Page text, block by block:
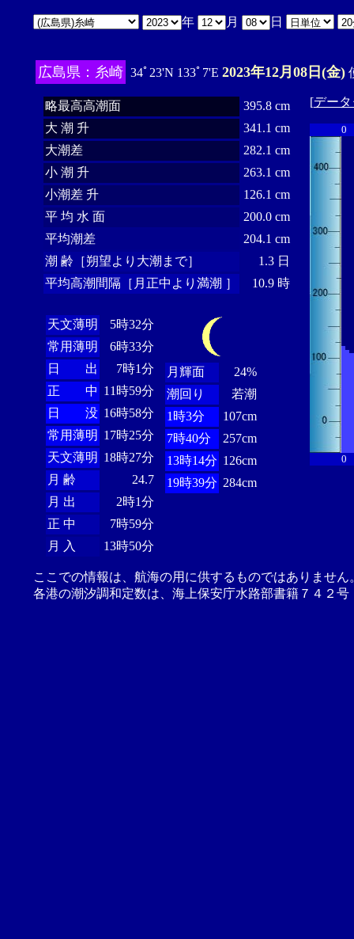
年 月 日
広島県：糸崎 34ﾟ23'N 133ﾟ7'E 2023年12月08日(金)
略最高高潮面
395.8 cm
大 潮 升
341.1 cm
大潮差
282.1 cm
小 潮 升
263.1 cm
小潮差 升
126.1 cm
平 均 水 面
200.0 cm
平均潮差
204.1 cm
潮 齢［朔望より大潮まで］
1.3 日
平均高潮間隔［月正中より満潮 ］
10.9 時
天文薄明
5時32分
常用薄明
6時33分
日 出
7時1分
正 中 11時59分
日 没 16時58分
常用薄明 17時25分
天文薄明 18時27分
月 齢
24.7
月 出
2時1分
正 中
7時59分
月 入
13時50分
月輝面
24%
潮回り
若潮
1時3分
107cm
7時40分
257cm
13時14分 126cm
19時39分 284cm
[デー
0
0
ここでの情報は、航海の用に供するものではありませ
各港の潮汐調和定数は、海上保安庁水路部書籍７４２